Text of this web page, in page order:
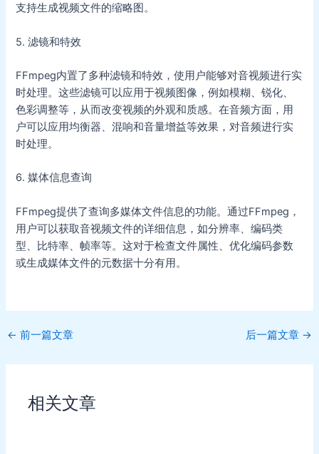
支持生成视频文件的缩略图。
5. 滤镜和特效
FFmpeg内置了多种滤镜和特效，使用户能够对音视频进行实
时处理。这些滤镜可以应用于视频图像，例如模糊、锐化、
色彩调整等，从而改变视频的外观和质感。在音频方面，用
户可以应用均衡器、混响和音量增益等效果，对音频进行实
时处理。
6. 媒体信息查询
FFmpeg提供了查询多媒体文件信息的功能。通过FFmpeg，
用户可以获取音视频文件的详细信息，如分辨率、编码类
型、比特率、帧率等。这对于检查文件属性、优化编码参数
或生成媒体文件的元数据十分有用。
Post
← 前一篇文章 后一篇文章 →
相关文章